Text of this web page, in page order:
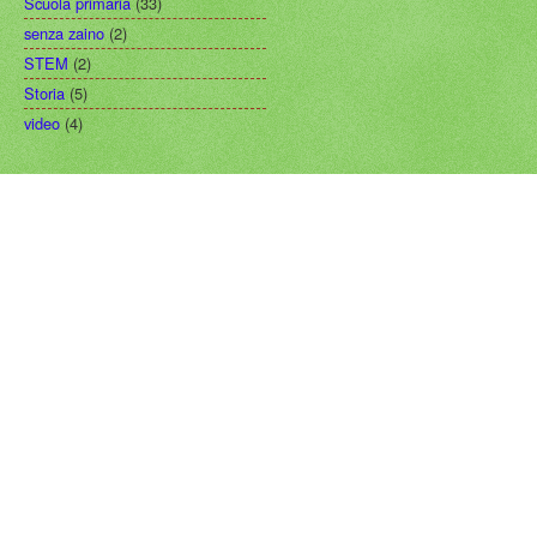
senza zaino (2)
STEM (2)
Storia (5)
video (4)